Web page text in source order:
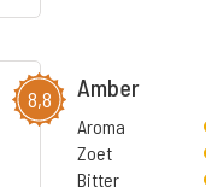
8,8 Amber
Aroma
Zoet
Bitter